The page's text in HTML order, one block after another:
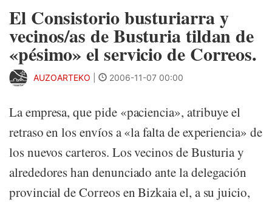
El Consistorio busturiarra y
vecinos/as de Busturia tildan de
«pésimo» el servicio de Correos.
AUZOARTEKO 2006-11-07 00:00
La empresa, que pide «paciencia», atribuye el
retraso en los envíos a «la falta de experiencia» de
los nuevos carteros. Los vecinos de Busturia y
alrededores han denunciado ante la delegación
provincial de Correos en Bizkaia el, a su juicio,